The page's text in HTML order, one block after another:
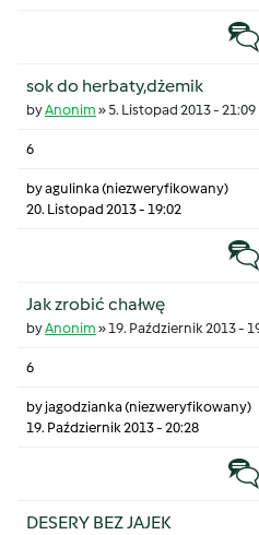
sok do herbaty,dżemik
byAnonim » 5. Listopad 2013 - 21:09
6
byagulinka (niezweryfikowany)
20. Listopad 2013 - 19:02
Jak zrobić chałwę
byAnonim »19. Październik 2013 -
6
byjagodzianka (niezweryfikowany)
19. Październik 2013 - 20:28
DESERY BEZ JAJEK